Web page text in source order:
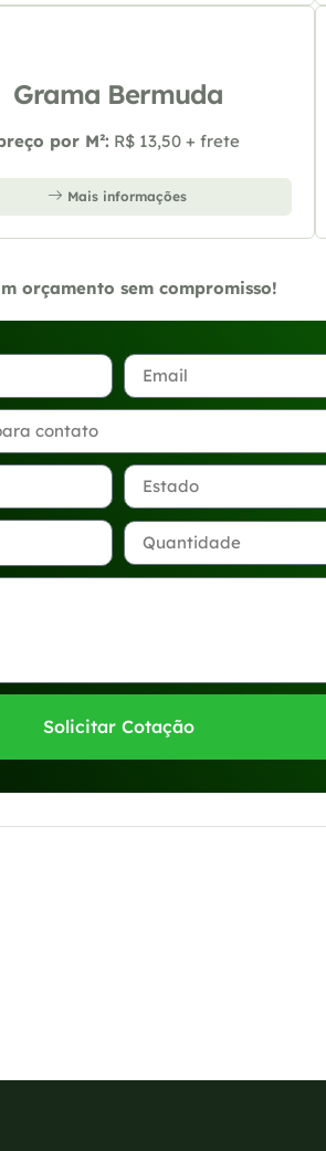
Grama Bermuda
por M²: R$ 13,50 + frete
Mais informações
orçamento sem compromisso!
Solicitar Cotação